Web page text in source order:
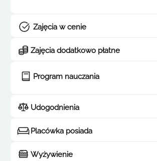
Zajęcia w cenie
Zajęcia dodatkowo płatne
Program nauczania
Udogodnienia
Placówka posiada
Wyżywienie